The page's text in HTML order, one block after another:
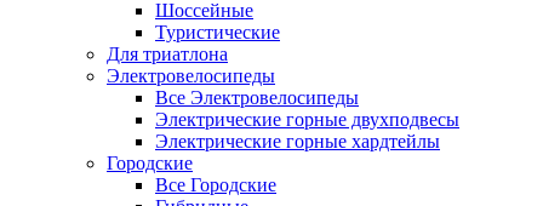
Шоссейные
Туристические
Для триатлона
Электровелосипеды
Все Электровелосипеды
Электрические горные двухподвесы
Электрические горные хардтейлы
Городские
Все Городские